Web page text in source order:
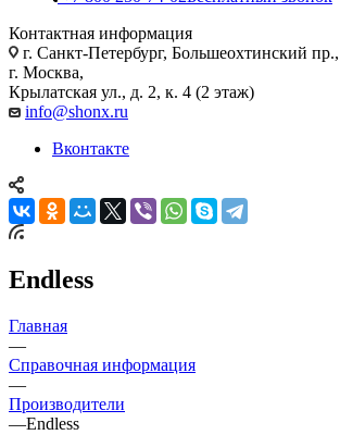
Контактная информация
г. Санкт-Петербург, Большеохтинский
г. Москва,
Крылатская ул., д. 2, к. 4 (2 этаж)
info@shonx.ru
Вконтакте
Endless
Главная
—
Справочная информация
—
Производители
—Endless